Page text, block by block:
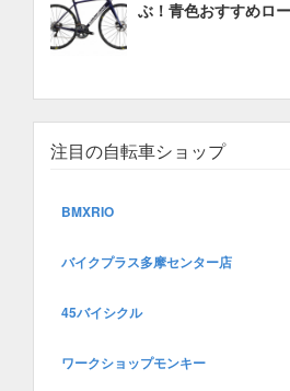
ぶ！青色おすすめロ
注目の自転車ショップ
BMXRIO
バイクプラス多摩センター店
45バイシクル
ワークショップモンキー